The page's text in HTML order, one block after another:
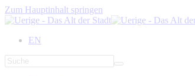
Zum Hauptinhalt springen
EN